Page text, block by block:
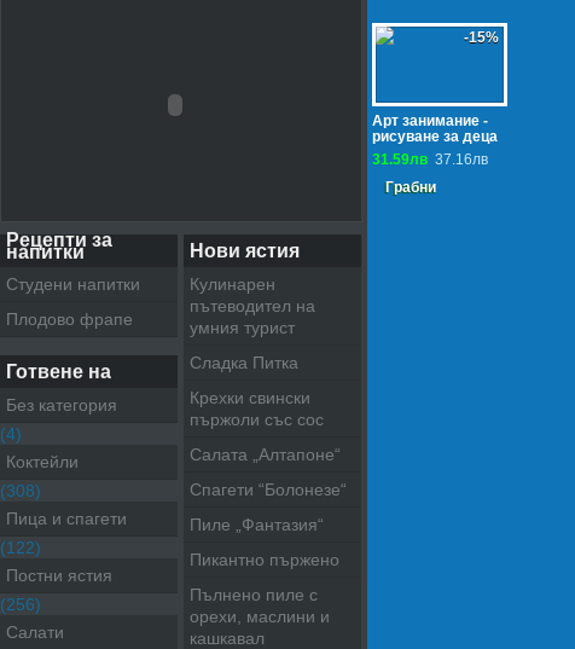
-15%
Арт занимание -
рисуване за деца
31.59лв 37.16лв
Грабни
Нови ястия
Кулинарен
пътеводител на
умния турист
Сладка Питка
Крехки свински
пържоли със сос
Салата „Алтапоне“
Спагети “Болонезе“
Пиле „Фантазия“
Пикантно пържено
Пълнено пиле с
орехи, маслини и
кашкавал
Рецепти за
напитки
Студени напитки
Плодово фрапе
Готвене на
Без категория
(4)
Коктейли
(308)
Пица и спагети
(122)
Постни ястия
(256)
Салати